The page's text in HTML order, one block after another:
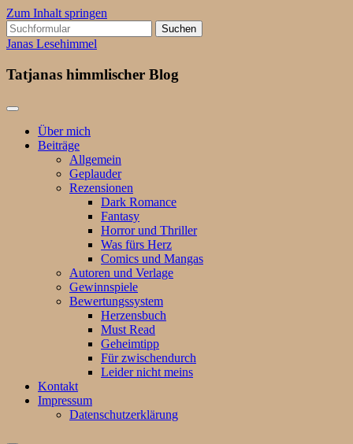
Zum Inhalt springen
Suchen
nach:
Janas Lesehimmel
Tatjanas himmlischer Blog
Über mich
Beiträge
Allgemein
Geplauder
Rezensionen
Dark Romance
Fantasy
Horror und Thriller
Was fürs Herz
Comics und Mangas
Autoren und Verlage
Gewinnspiele
Bewertungssystem
Herzensbuch
Must Read
Geheimtipp
Für zwischendurch
Leider nicht meins
Kontakt
Impressum
Datenschutzerklärung